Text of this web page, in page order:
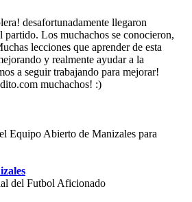
desafortunadamente llegaron
partido. Los muchachos se conocieron,
lecciones que aprender de esta
y realmente ayudar a la
a seguir trabajando para mejorar!
muchachos! :)
Equipo Abierto de Manizales para
del Futbol Aficionado